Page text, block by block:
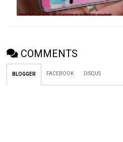
COMMENTS
BLOGGER FACEBOOK DISQUS